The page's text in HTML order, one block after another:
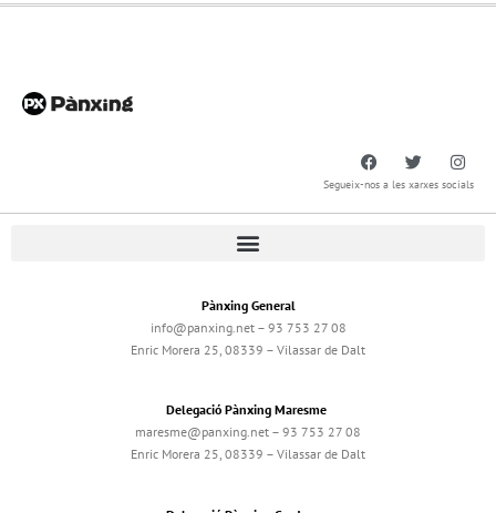
Segueix-nos a les xarxes socials
Pànxing General
info@panxing.net – 93 753 27 08
Enric Morera 25, 08339 – Vilassar de Dalt
Delegació Pànxing Maresme
maresme@panxing.net – 93 753 27 08
Enric Morera 25, 08339 – Vilassar de Dalt